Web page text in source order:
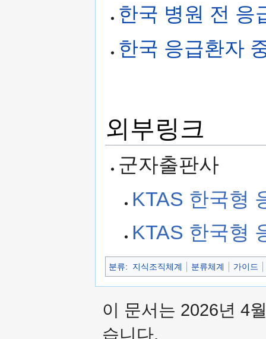
한국 병원 전 응
한국 응급환자
외부링크
군자출판사
KTAS 한국형
KTAS 한국형
분류: 지식조직체계 분류체계 가이드
이 문서는 2026년 4
습니다.